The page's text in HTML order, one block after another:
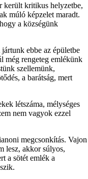
került kritikus helyzetbe,
múló képzelet maradt.
a községünk
ebbe az épületbe
még rengeteg emlékünk
szellemünk,
a barátság, mert
létszáma, mélységes
nem vagyok ezzel
megcsonkítás. Vajon
lesz, akkor súlyos,
a sötét emlék a